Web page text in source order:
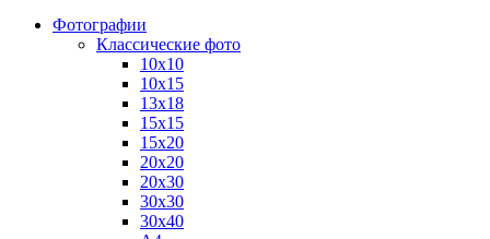
Фотографии
Классические фото
10х10
10х15
13х18
15х15
15х20
20х20
20х30
30х30
30х40